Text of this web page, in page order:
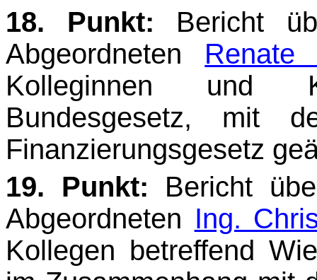
18. Punkt: Bericht
Abgeordneten Renate
Kolleginnen und
Bundesgesetz, mit
Finanzierungsgesetz
19. Punkt: Bericht
Abgeordneten Ing.
Kollegen betreffend